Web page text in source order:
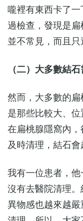
嚨裡有東西卡了
過檢查，發現是
並不常見，而且只
（二）大多數結
然而，大多數的
是那些比較大、
在扁桃腺隱窩內
及時清理，結石會
我有一位患者，
沒有去醫院清理
異物感也越來越